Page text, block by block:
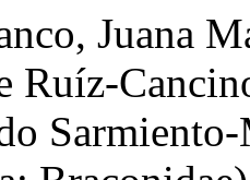
Juana
Ruíz-